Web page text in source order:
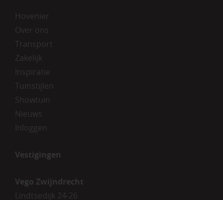
Hovenier
Over ons
Transport
Zakelijk
Inspiratie
Tuinstijlen
Showtuin
Nieuws
Inloggen
Vestigingen
Vego Zwijndrecht
Lindtsedijk 24-26